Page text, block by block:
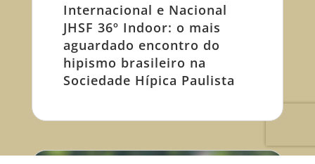
Internacional e Nacional
JHSF 36º Indoor: o mais
aguardado encontro do
hipismo brasileiro na
Sociedade Hípica Paulista